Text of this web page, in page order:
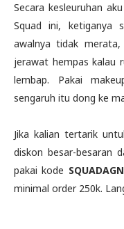
Secara kesleuruhan
Squad ini, ketiganya
awalnya tidak
jerawat hempas kalau
lembap. Pakai
sengaruh itu dong ke
Jika kalian tertarik
diskon besar-besaran
pakai kode
minimal order 250k.